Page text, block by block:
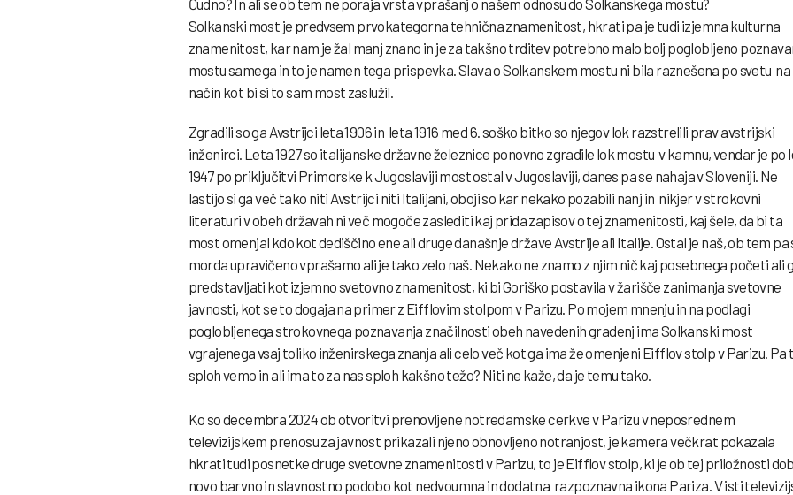
Čudno? In ali se ob tem ne poraja vrsta vprašanj o našem odnosu do Solkanskega mostu?
Solkanski most je predvsem prvokategorna tehnična znamenitost, hkrati pa je tudi izjemna kulturna
znamenitost, kar nam je žal manj znano in je za takšno trditev potrebno malo bolj poglobljeno
mostu samega in to je namen tega prispevka. Slava o Solkanskem mostu ni bila raznešena po svetu na
način kot bi si to sam most zaslužil.
Zgradili so ga Avstrijci leta 1906 in leta 1916 med 6. soško bitko so njegov lok razstrelili prav avstrijski
inženirci. Leta 1927 so italijanske državne železnice ponovno zgradile lok mostu v kamnu, vendar je po
1947 po priključitvi Primorske k Jugoslaviji most ostal v Jugoslaviji, danes pa se nahaja v Sloveniji. Ne
lastijo si ga več tako niti Avstrijci niti Italijani, oboji so kar nekako pozabili nanj in nikjer v strokovni
literaturi v obeh državah ni več mogoče zaslediti kaj prida zapisov o tej znamenitosti, kaj šele, da bi ta
most omenjal kdo kot dediščino ene ali druge današnje države Avstrije ali Italije. Ostal je naš, ob tem pa
morda upravičeno vprašamo ali je tako zelo naš. Nekako ne znamo z njim nič kaj posebnega početi ali
predstavljati kot izjemno svetovno znamenitost, ki bi Goriško postavila v žarišče zanimanja svetovne
javnosti, kot se to dogaja na primer z Eifflovim stolpom v Parizu. Po mojem mnenju in na podlagi
poglobljenega strokovnega poznavanja značilnosti obeh navedenih gradenj ima Solkanski most
vgrajenega vsaj toliko inženirskega znanja ali celo več kot ga ima že omenjeni Eifflov stolp v Parizu. Pa
sploh vemo in ali ima to za nas sploh kakšno težo? Niti ne kaže, da je temu tako.
Ko so decembra 2024 ob otvoritvi prenovljene notredamske cerkve v Parizu v neposrednem
televizijskem prenosu za javnost prikazali njeno obnovljeno notranjost, je kamera večkrat pokazala
hkrati tudi posnetke druge svetovne znamenitosti v Parizu, to je Eifflov stolp, ki je ob tej priložnosti
novo barvno in slavnostno podobo kot nedvoumna in dodatna razpoznavna ikona Pariza. V isti